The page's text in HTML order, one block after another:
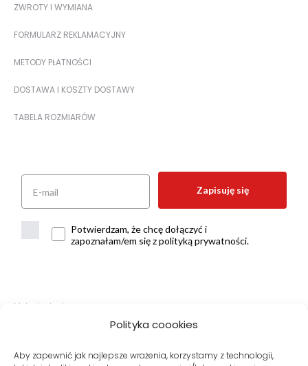
Polityka coookies
Aby zapewnić jak najlepsze wrażenia, korzystamy z technologii,
ZWROTY I WYMIANA
FORMULARZ REKLAMACYJNY
METODY PŁATNOŚCI
DOSTAWA I KOSZTY DOSTAWY
TABELA ROZMIARÓW
Zapisuję się
Potwierdzam, że chcę dołączyć i
zapoznałam/em się z polityką prywatności.
Metody dostawy: